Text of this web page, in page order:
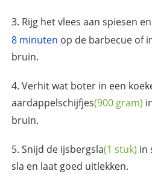
Rijg het vlees aan spiesen
8 minuten op de barbecue of
bruin.
Verhit wat boter in een
aardappelschijfjes(900 gram)
bruin.
Snijd de ijsbergsla(1 stuk) in
sla en laat goed uitlekken.